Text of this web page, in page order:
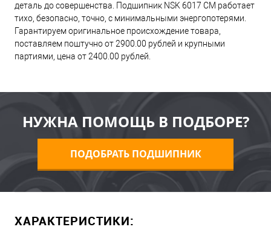
деталь до совершенства. Подшипник NSK 6017 CM работает
тихо, безопасно, точно, с минимальными энергопотерями.
Гарантируем оригинальное происхождение товара,
поставляем поштучно от 2900.00 рублей и крупными
партиями, цена от 2400.00 рублей.
НУЖНА ПОМОЩЬ В ПОДБОРЕ?
ПОДОБРАТЬ ПОДШИПНИК
ХАРАКТЕРИСТИКИ: